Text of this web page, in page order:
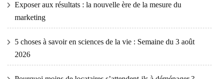
Exposer aux résultats : la nouvelle ère de la mesure du
marketing
5 choses à savoir en sciences de la vie : Semaine du 3 août
2026